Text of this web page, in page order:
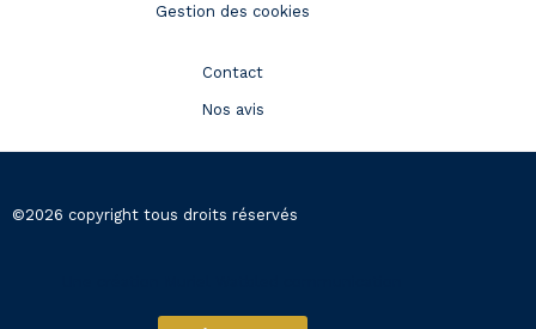
Gestion des cookies
Contact
Nos avis
©2026 copyright tous droits réservés